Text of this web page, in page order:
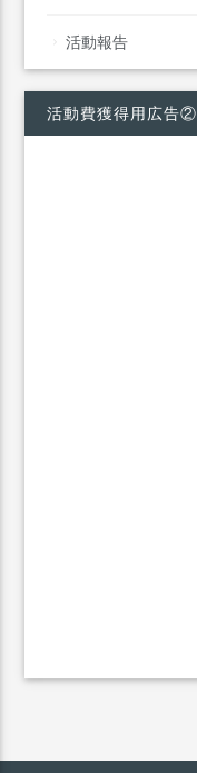
活動報告
活動費獲得用広告②